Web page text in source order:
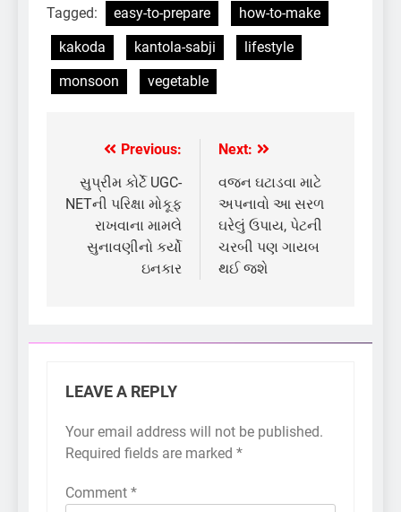
Tagged: easy-to-prepare
how-to-make
kakoda
kantola-sabji
lifestyle
monsoon
vegetable
Post
navigation
Previous:
સુપ્રીમ કોર્ટે UGC-
NETની પરિક્ષા મોકૂફ
રાખવાના મામલે
સુનાવણીનો કર્યો
ઇનકાર
Next:
વજન ઘટાડવા માટે
અપનાવો આ સરળ
ઘરેલું ઉપાય, પેટની
ચરબી પણ ગાયબ
થઈ જશે
LEAVE A REPLY
Your email address will not be published.
Required fields are marked *
Comment *